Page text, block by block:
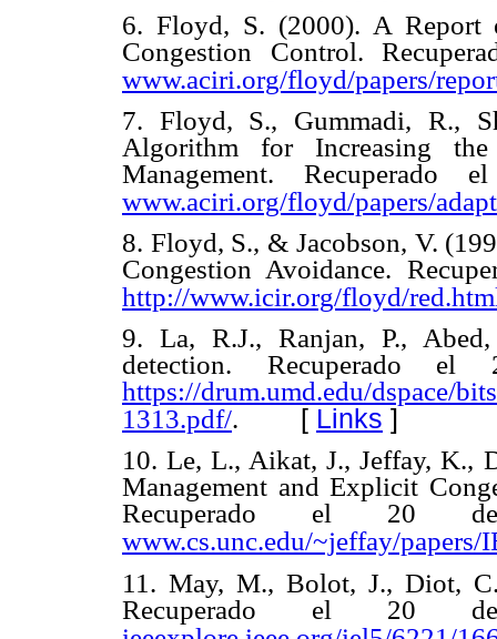
6. Floyd, S. (2000). A Report
Congestion Control.
www.aciri.org/floyd/papers/
7. Floyd, S., Gummadi, R.,
Algorithm for Increasing
Management.
www.aciri.org/floyd/papers/
8. Floyd, S., & Jacobson, V.
Congestion Avoidance.
http://www.icir.org/floyd/
9. La, R.J., Ranjan, P.,
detection. Recuperado
https://drum.umd.edu/dspace/
1313.pdf/. [ Links ]
10. Le, L., Aikat, J., Jeffay, K.,
Management and Explicit
Recuperado el 20
www.cs.unc.edu/~jeffay/papers/
11. May, M., Bolot, J., Diot,
Recuperado el 20